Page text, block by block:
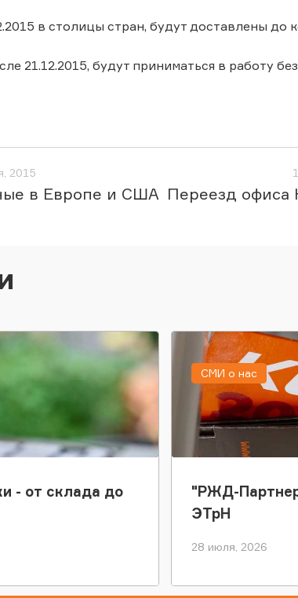
в столицы стран, будут доставлены до
21.12.2015, будут приниматься в работу
2015
в Европе и США Переезд офиса
- от склада до
"РЖД-
ЭТрН
28 июля, 2026
СМИ о нас